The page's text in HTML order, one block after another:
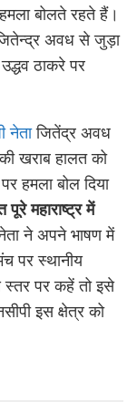
बोलते रहते हैं।
अवध से जुड़ा
ठाकरे पर
नेताजितेंद्र अवध
खराब हालत को
हमला बोल दिया
महाराष्ट्र में
ने अपने भाषण में
पर स्थानीय
पर कहें तो इसे
इस क्षेत्र को